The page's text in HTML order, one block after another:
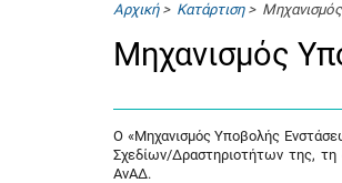
Αρχική> Κατάρτιση>
Μηχανισμός
Ο «Μηχανισμός Υποβολής
Σχεδίων/Δραστηριοτήτων της,
ΑνΑΔ.